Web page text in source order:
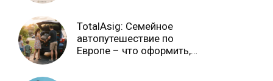
TotalAsig: Семейное
автопутешествие по
Европе – что оформить,